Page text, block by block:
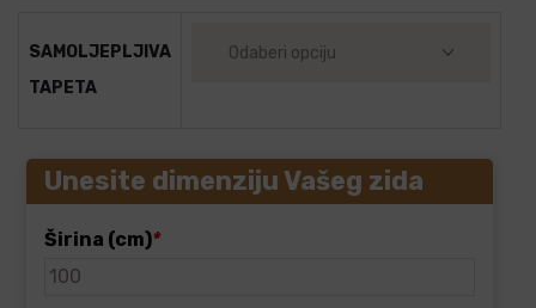
SAMOLJEPLJIVA
TAPETA
Unesite dimenziju Vašeg zida
Širina (cm)*